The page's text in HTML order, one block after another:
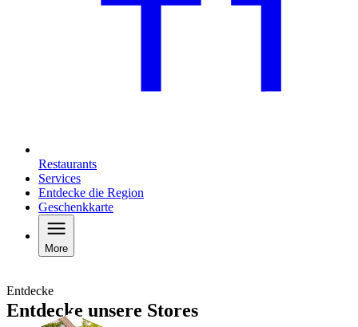
Restaurants
Services
Entdecke die Region
Geschenkkarte
More
Entdecke
Entdecke unsere Stores